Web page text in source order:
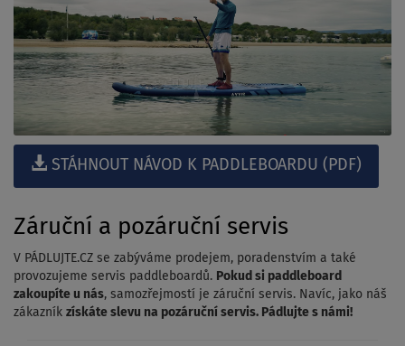
STÁHNOUT NÁVOD K PADDLEBOARDU (PDF)
Záruční a pozáruční servis
V PÁDLUJTE.CZ se zabýváme prodejem, poradenstvím a také
provozujeme servis paddleboardů. Pokud si paddleboard
zakoupíte u nás, samozřejmostí je záruční servis. Navíc, jako náš
zákazník získáte slevu na pozáruční servis. Pádlujte s námi!